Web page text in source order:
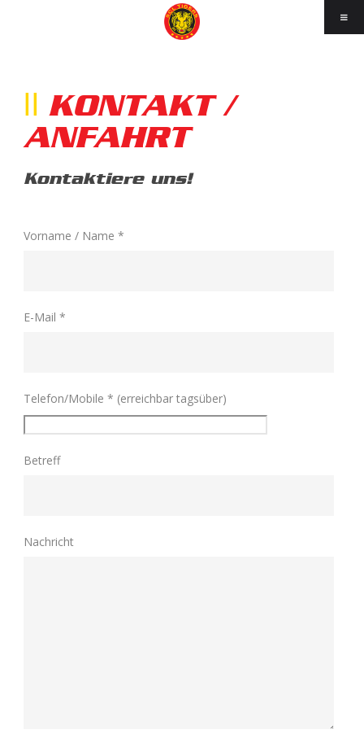
KONTAKT /
ANFAHRT
Kontaktiere uns!
Vorname / Name *
E-Mail *
Telefon/Mobile * (erreichbar tagsüber)
Betreff
Nachricht